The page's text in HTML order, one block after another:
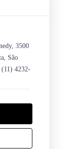
3500
São
(11) 4232-